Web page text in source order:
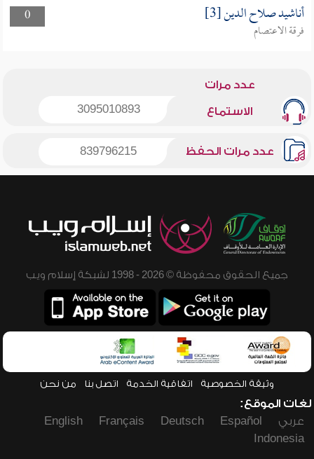
0
أناشيد صلاح الدين [3]
فرقة الاعتصام
عدد مرات
الاستماع 3095010893
عدد مرات الحفظ 839796215
جميع الحقوق محفوظة © 2026 - 1998 لشبكة إسلام ويب
وثيقة الخصوصية اتفاقية الخدمة اتصل بنا من نحن
لغات الموقع:
عربي
Español
Deutsch
Français
English
Indonesia